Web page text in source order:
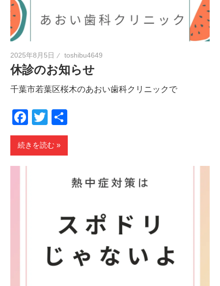
2025年8月5日 toshibu4649
休診のお知らせ
千葉市若葉区桜木のあおい歯科クリニックで
Facebook
Twitter
有
続きを読む